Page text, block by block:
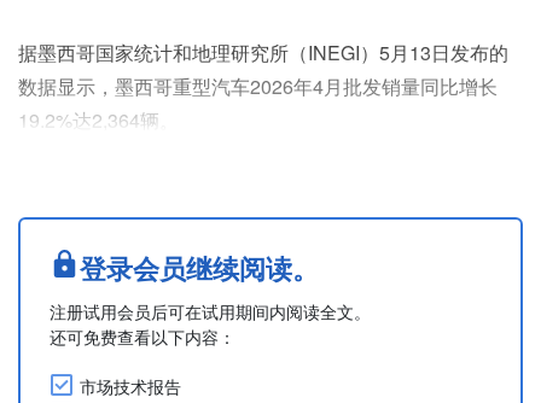
据墨西哥国家统计和地理研究所（INEGI）5月13日发布的
数据显示，墨西哥重型汽车2026年4月批发销量同比增长
19.2%达2,364辆。
41,071辆。
出口方面，4月出口量同比增长12.0%达10,042辆，虽然按
月来看呈现出复苏态势，但1-4月累计出口量同比下降
21.5%至33,592辆。
登录会员继续阅读。
注册试用会员后可在试用期间内阅读全文。
还可免费查看以下内容：
市场技术报告